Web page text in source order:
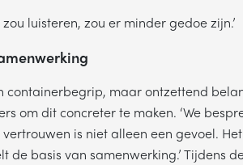
zou luisteren, zou er minder gedoe zijn.’
containerbegrip, maar ontzettend
om dit concreter te maken. ‘We
is niet alleen een gevoel.
de basis van samenwerking.’ Tijdens